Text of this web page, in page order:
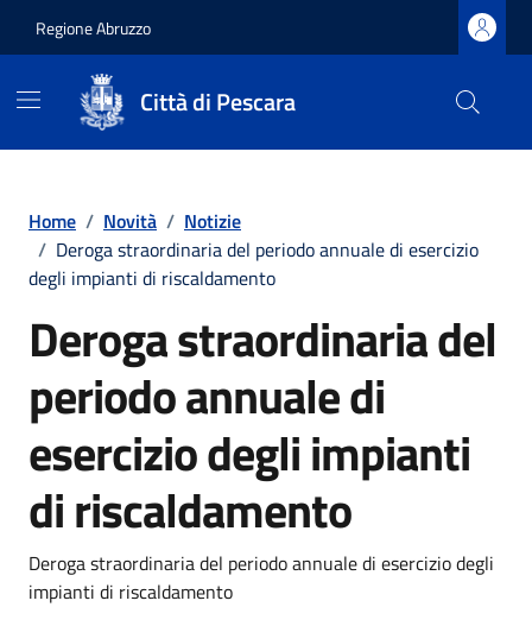
Regione Abruzzo
Città di Pescara
Home / Novità / Notizie
/ Deroga straordinaria del periodo annuale di esercizio
degli impianti di riscaldamento
Deroga straordinaria del
periodo annuale di
esercizio degli impianti
di riscaldamento
Dettagli della notizia
Deroga straordinaria del periodo annuale di esercizio degli
impianti di riscaldamento